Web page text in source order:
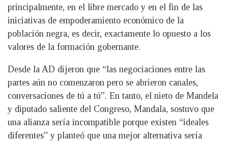
principalmente, en el libre mercado y en el fin de las
iniciativas de empoderamiento económico de la
población negra, es decir, exactamente lo opuesto a los
valores de la formación gobernante.
Desde la AD dijeron que “las negociaciones entre las
partes aún no comenzaron pero se abrieron canales,
conversaciones de tú a tú”. En tanto, el nieto de Mandela
y diputado saliente del Congreso, Mandala, sostuvo que
una alianza sería incompatible porque existen “ideales
diferentes” y planteó que una mejor alternativa sería